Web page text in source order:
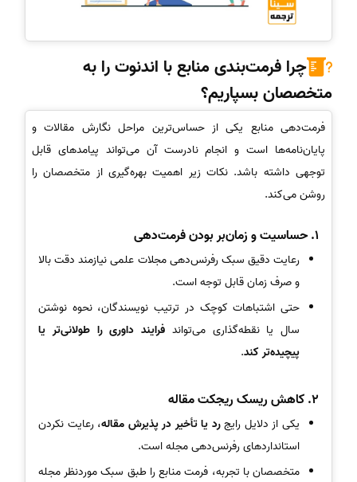
چرا فرمت‌بندی منابع با اندنوت را به
متخصصان بسپاریم؟
فرمت‌دهی منابع یکی از حساس‌ترین مراحل نگارش مقالات و
پایان‌نامه‌ها است و انجام نادرست آن می‌تواند پیامدهای قابل
توجهی داشته باشد. نکات زیر اهمیت بهره‌گیری از متخصصان را
روشن می‌کند.
1. حساسیت و زمان‌بر بودن فرمت‌دهی
رعایت دقیق سبک رفرنس‌دهی مجلات علمی نیازمند دقت بالا
و صرف زمان قابل توجه است.
حتی اشتباهات کوچک در ترتیب نویسندگان، نحوه نوشتن
سال یا نقطه‌گذاری می‌تواند فرایند داوری را طولانی‌تر یا
پیچیده‌تر کند.
2. کاهش ریسک ریجکت مقاله
یکی از دلایل رایجرد یا تأخیر در پذیرش مقاله، رعایت نکردن
استانداردهای رفرنس‌دهی مجله است.
متخصصان با تجربه، فرمت منابع را طبق سبک موردنظر مجله